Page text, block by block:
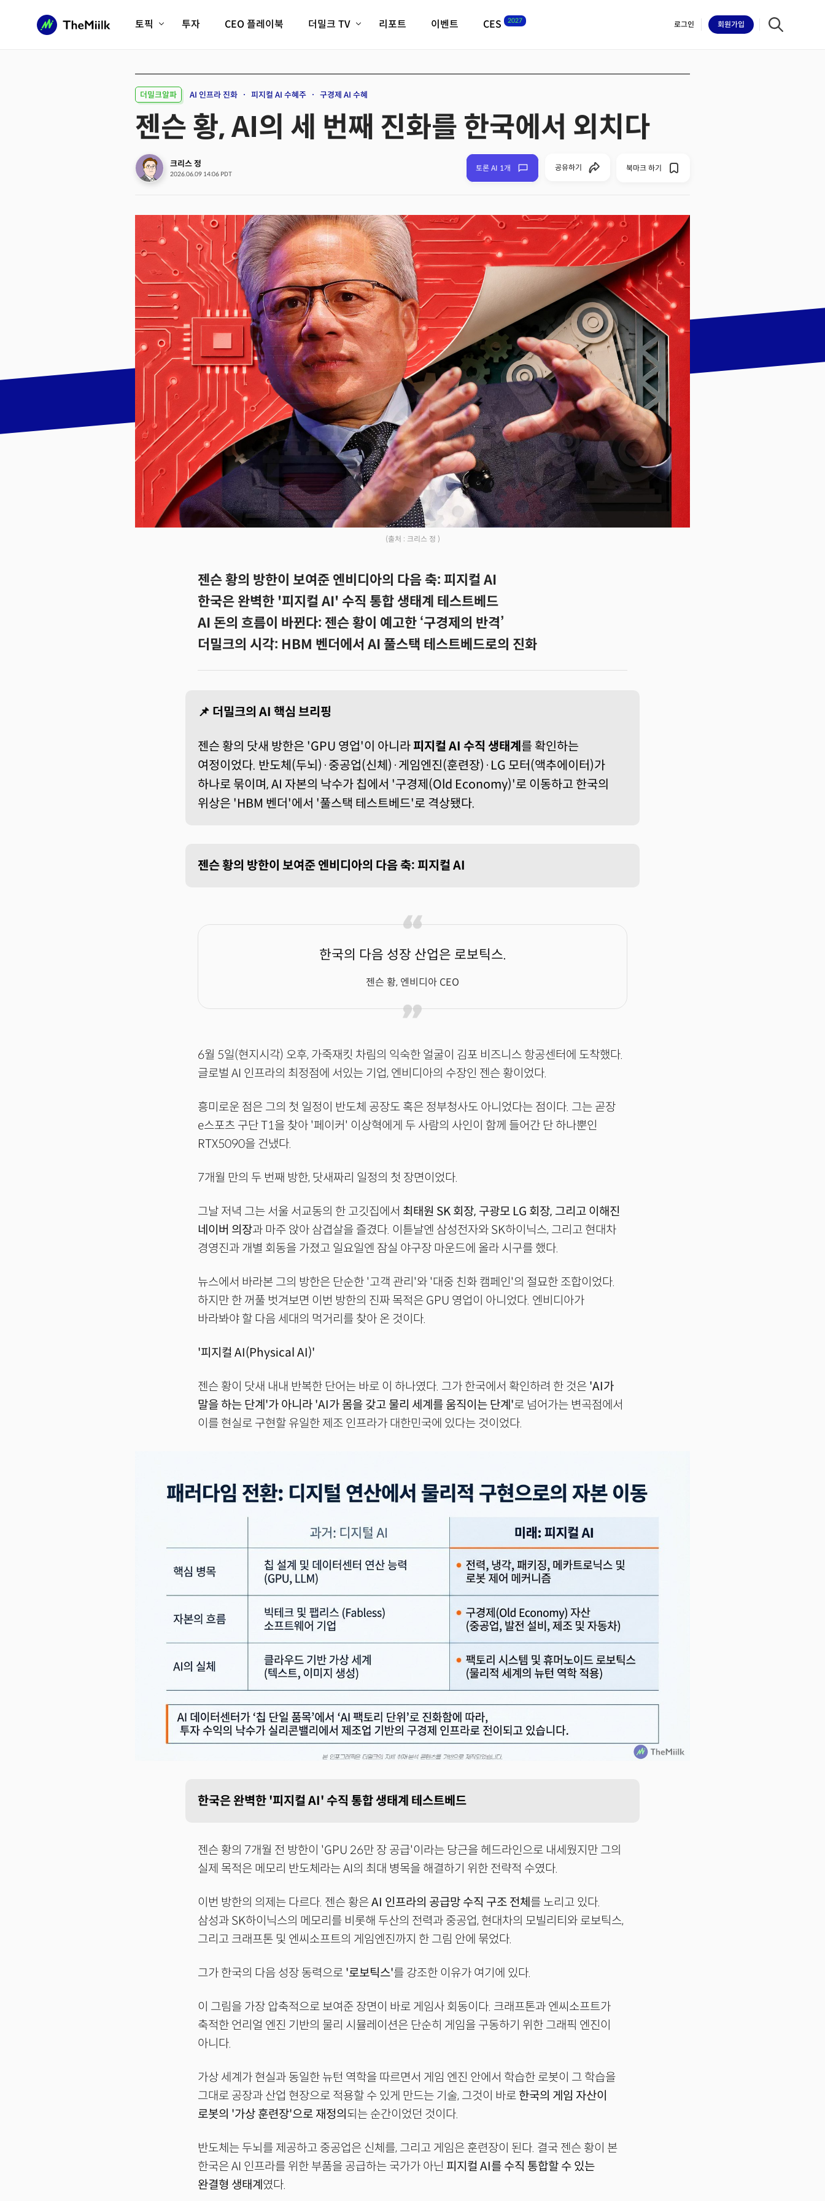
토픽
피지컬AI/로봇
AX비즈니스혁명 미래 교육/직업
전체 기사 보기
투자 CEO 플레이북 더밀크 TV
크리스의 뉴욕 시그널
리포트 이벤트 CES 2027
필드 가이드
CES2027 with TheMiilk
로그인 회원가입
더밀크알파 AI 인프라 진화 피지컬 AI 수혜주 구경제 AI 수혜
젠슨 황, AI의 세 번째 진화를 한국에서 외치다
크리스 정
2026.06.09 14:06 PDT
토론 AI 1개 공유하기
Facebook LinkedIn
기사링크 복사하기
북마크 하기
(출처 : 크리스 정 )
젠슨 황의 방한이 보여준 엔비디아의 다음 축: 피지컬 AI
한국은 완벽한 '피지컬 AI' 수직 통합 생태계 테스트베드
AI 돈의 흐름이 바뀐다: 젠슨 황이 예고한 ‘구경제의 반격’
더밀크의 시각: HBM 벤더에서 AI 풀스택 테스트베드로의 진화
📌 더밀크의 AI 핵심 브리핑
젠슨 황의 닷새 방한은 'GPU 영업'이 아니라 피지컬 AI 수직 생태계 를 확인하는
여정이었다. 반도체(두뇌)·중공업(신체)·게임엔진(훈련장)·LG 모터(액추에이터)가
하나로 묶이며, AI 자본의 낙수가 칩에서 '구경제(Old Economy)'로 이동하고 한국의
위상은 'HBM 벤더'에서 '풀스택 테스트베드'로 격상됐다.
젠슨 황의 방한이 보여준 엔비디아의 다음 축: 피지컬 AI
한국의 다음 성장 산업은 로보틱스.
젠슨 황, 엔비디아 CEO
6월 5일(현지시각) 오후, 가죽재킷 차림의 익숙한 얼굴이 김포 비즈니스 항공센터에 도착했다.
글로벌 AI 인프라의 최정점에 서있는 기업, 엔비디아의 수장인 젠슨 황이었다.
흥미로운 점은 그의 첫 일정이 반도체 공장도 혹은 정부청사도 아니었다는 점이다. 그는 곧장
e스포츠 구단 T1을 찾아 '페이커' 이상혁에게 두 사람의 사인이 함께 들어간 단 하나뿐인
RTX5090을 건냈다.
7개월 만의 두 번째 방한, 닷새짜리 일정의 첫 장면이었다.
그날 저녁 그는 서울 서교동의 한 고깃집에서 최태원 SK 회장, 구광모 LG 회장, 그리고 이해진
네이버 의장과 마주 앉아 삼겹살을 즐겼다. 이튿날엔 삼성전자와 SK하이닉스, 그리고 현대차
경영진과 개별 회동을 가졌고 일요일엔 잠실 야구장 마운드에 올라 시구를 했다.
뉴스에서 바라본 그의 방한은 단순한 '고객 관리'와 '대중 친화 캠페인'의 절묘한 조합이었다.
하지만 한 꺼풀 벗겨보면 이번 방한의 진짜 목적은 GPU 영업이 아니었다. 엔비디아가
바라봐야 할 다음 세대의 먹거리를 찾아 온 것이다.
'피지컬 AI(Physical AI)'
젠슨 황이 닷새 내내 반복한 단어는 바로 이 하나였다. 그가 한국에서 확인하려 한 것은 'AI가
말을 하는 단계'가 아니라 'AI가 몸을 갖고 물리 세계를 움직이는 단계'로 넘어가는 변곡점에서
이를 현실로 구현할 유일한 제조 인프라가 대한민국에 있다는 것이었다.
한국은 완벽한 '피지컬 AI' 수직 통합 생태계 테스트베드
젠슨 황의 7개월 전 방한이 'GPU 26만 장 공급'이라는 당근을 헤드라인으로 내세웠지만 그의
실제 목적은 메모리 반도체라는 AI의 최대 병목을 해결하기 위한 전략적 수였다.
이번 방한의 의제는 다르다. 젠슨 황은AI 인프라의 공급망 수직 구조 전체 를 노리고 있다.
삼성과 SK하이닉스의 메모리를 비롯해 두산의 전력과 중공업, 현대차의 모빌리티와 로보틱스,
그리고 크래프톤 및 엔씨소프트의 게임엔진까지 한 그림 안에 묶었다.
그가 한국의 다음 성장 동력으로 '로보틱스'를 강조한 이유가 여기에 있다.
이 그림을 가장 압축적으로 보여준 장면이 바로 게임사 회동이다. 크래프톤과 엔씨소프트가
축적한 언리얼 엔진 기반의 물리 시뮬레이션은 단순히 게임을 구동하기 위한 그래픽 엔진이
아니다.
가상 세계가 현실과 동일한 뉴턴 역학을 따르면서 게임 엔진 안에서 학습한 로봇이 그 학습을
그대로 공장과 산업 현장으로 적용할 수 있게 만드는 기술, 그것이 바로 한국의 게임 자산이
로봇의 '가상 훈련장'으로 재정의 되는 순간이었던 것이다.
반도체는 두뇌를 제공하고 중공업은 신체를, 그리고 게임은 훈련장이 된다. 결국 젠슨 황이 본
한국은 AI 인프라를 위한 부품을 공급하는 국가가 아닌 피지컬 AI를 수직 통합할 수 있는
완결형 생태계 였다.